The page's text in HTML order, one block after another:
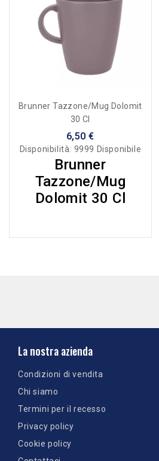
Brunner Tazzone/mug Dolomit
30 Cl
6,50 €
Disponibilità: 9999 Disponibile
Brunner
Tazzone/mug
Dolomit 30 Cl
La nostra azienda
Condizioni di vendita
Chi siamo
Termini per il recesso
Privacy policy
Cookie policy